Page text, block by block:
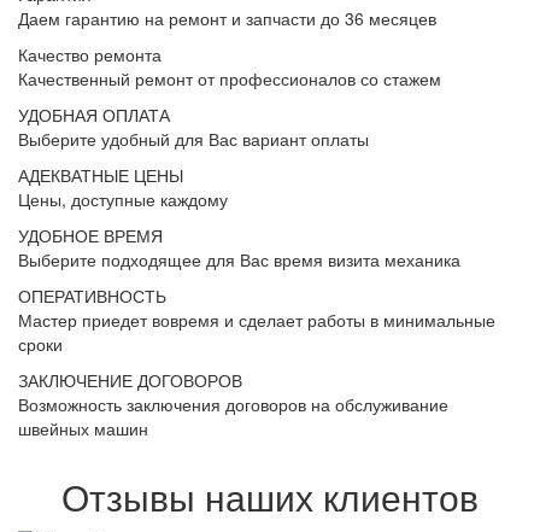
Даем гарантию на ремонт и запчасти до 36 месяцев
Качество ремонта
Качественный ремонт от профессионалов со стажем
УДОБНАЯ ОПЛАТА
Выберите удобный для Вас вариант оплаты
АДЕКВАТНЫЕ ЦЕНЫ
Цены, доступные каждому
УДОБНОЕ ВРЕМЯ
Выберите подходящее для Вас время визита механика
ОПЕРАТИВНОСТЬ
Мастер приедет вовремя и сделает работы в минимальные
сроки
ЗАКЛЮЧЕНИЕ ДОГОВОРОВ
Возможность заключения договоров на обслуживание
швейных машин
Отзывы наших клиентов